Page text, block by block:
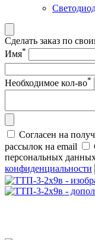
Сделать заказ по
Имя*
Необходимое кол-во*
Согласен на
рассылок на email
персональных
конфиденциальности